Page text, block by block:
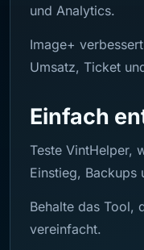
und Analytics.
Image+
Umsatz, Ticket
Einfach
Teste VintHelper,
Einstieg, Backups
Behalte das Tool,
vereinfacht.